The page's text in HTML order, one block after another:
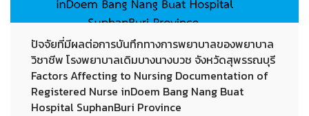
ปัจจัยที่มีผลต่อการบันทึกทางการพยาบาลของพยาบาล
วิชาชีพ โรงพยาบาลเดิมบางนางบวช จังหวัดสุพรรณบุรี
Factors Affecting to Nursing Documentation of
Registered Nurse inDoem Bang Nang Buat
Hospital SuphanBuri Province